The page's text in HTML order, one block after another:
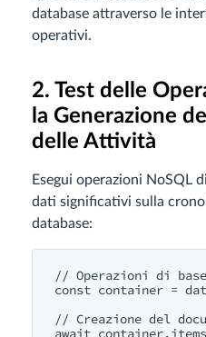
database attraverso le
operativi.
2. Test delle
la Generazione
delle Attività
Esegui operazioni NoSQL
dati significativi sulla
database:
// Operazioni di
const container =
// Creazione del
await